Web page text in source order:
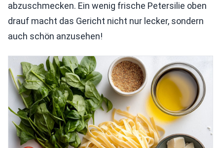
abzuschmecken. Ein wenig frische Petersilie oben
drauf macht das Gericht nicht nur lecker, sondern
auch schön anzusehen!